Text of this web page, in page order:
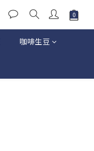
咖啡生豆